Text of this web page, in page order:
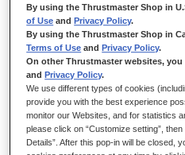
Atteignez des nouveaux
réalisme avec la Ferrari 488
produit issu de la collaboration
volant est la réplique à échelle
plus titrée de l’histoire de la
plus de 500 victoires en
Conçu pour la compétition, son
carbone et son diamètre de 31
structure optimisée pour la
By using the Thrustmaster Shop in
of Use and Privacy Policy.
By using the Thrustmaster Shop in
Terms of Use and Privacy Policy.
On other Thrustmaster websites,
and Privacy Policy.
We use different types of cookies
provide you with the best experience
monitor our Websites, and for statistics
please click on “Customize setting”,
Details”. After this pop-in will be closed,